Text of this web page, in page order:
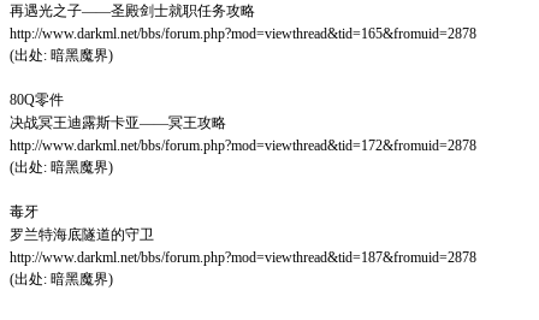
再遇光之子——圣殿剑士就职任务攻略
http://www.darkml.net/bbs/forum.php?mod=viewthread&tid=165&fromuid=2878
(出处: 暗黑魔界)
80Q零件
决战冥王迪露斯卡亚——冥王攻略
http://www.darkml.net/bbs/forum.php?mod=viewthread&tid=172&fromuid=2878
(出处: 暗黑魔界)
毒牙
罗兰特海底隧道的守卫
http://www.darkml.net/bbs/forum.php?mod=viewthread&tid=187&fromuid=2878
(出处: 暗黑魔界)